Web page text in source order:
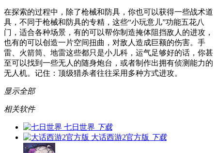
在探索的过程中，除了枪械和防具，你也可以获得一些战术道
具，不同于枪械和防具的专精，这些“小玩意儿”功能五花八
门，适合各种场景，有的可以帮你制造掩体阻挡敌人的进攻，
也有的可以创造一片空间扭曲，对敌人造成巨额的伤害。手
雷、火箭筒、地雷这些都只是小儿科，运气足够好的话，你甚
至可以找到一些无人的随身炮台，或者制作出拥有侦测能力的
无人机。记住：顶级猎杀者往往采用多种方式进攻。
显示全部
相关软件
七日世界 下载
大话西游2官方版 下载